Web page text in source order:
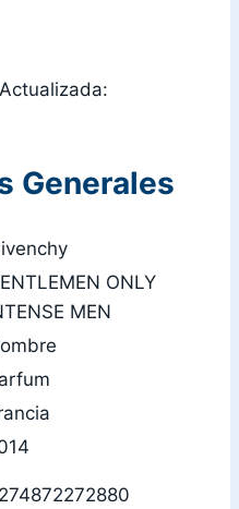
Actualizada:
Generales
ONLY
MEN